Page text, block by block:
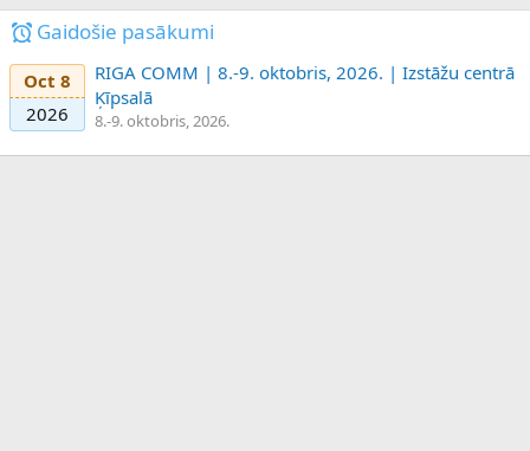
Gaidošie pasākumi
Oct 8
2026
RIGA COMM | 8.-9. oktobris, 2026. | Izstāžu centrā
Ķīpsalā
8.-9. oktobris, 2026.